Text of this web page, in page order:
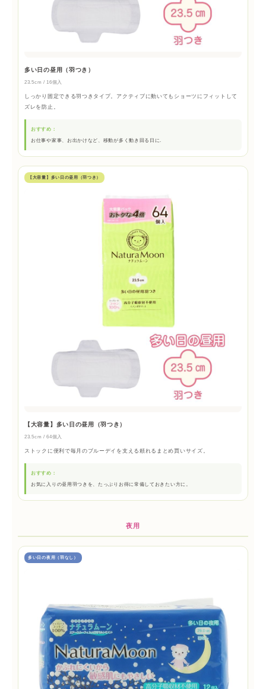
多い日の昼用（羽つき）
23.5cm / 16個入
しっかり固定できる羽つきタイプ。アクティブに動いてもショーツにフィットして
ズレを防止。
おすすめ：
お仕事や家事、お出かけなど、移動が多く動き回る日に.
【大容量】多い日の昼用（羽つき）
【大容量】多い日の昼用（羽つき）
23.5cm / 64個入
ストックに便利で毎月のブルーデイを支える頼れるまとめ買いサイズ。
おすすめ：
お気に入りの昼用羽つきを、たっぷりお得に常備しておきたい方に。
夜用
多い日の夜用（羽なし）